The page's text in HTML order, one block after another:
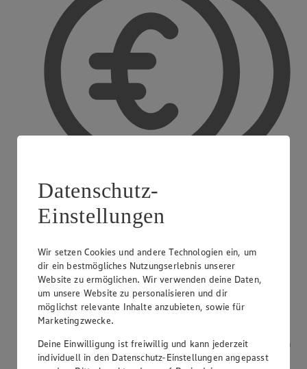
Bargeldauszahlung
Datenschutz-
Einstellungen
Wir setzen Cookies und andere Technologien ein, um
dir ein bestmögliches Nutzungserlebnis unserer
Website zu ermöglichen. Wir verwenden deine Daten,
um unsere Website zu personalisieren und dir
möglichst relevante Inhalte anzubieten, sowie für
Marketingzwecke.
Deine Einwilligung ist freiwillig und kann jederzeit
individuell in den Datenschutz-Einstellungen angepasst